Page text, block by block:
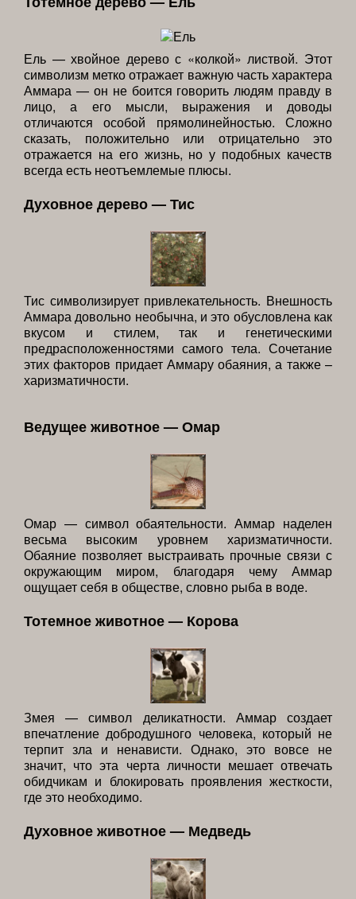
Ель — хвойное дерево с «колкой» листвой. Этот
символизм метко отражает важную часть характера
Аммара — он не боится говорить людям правду в
лицо, а его мысли, выражения и доводы
отличаются особой прямолинейностью. Сложно
сказать, положительно или отрицательно это
отражается на его жизнь, но у подобных качеств
всегда есть неотъемлемые плюсы.
Духовное дерево — Тис
Тис символизирует привлекательность. Внешность
Аммара довольно необычна, и это обусловлена как
вкусом и стилем, так и генетическими
предрасположенностями самого тела. Сочетание
этих факторов придает Аммару обаяния, а также –
харизматичности.
Ведущее животное — Омар
Омар — символ обаятельности. Аммар наделен
весьма высоким уровнем харизматичности.
Обаяние позволяет выстраивать прочные связи с
окружающим миром, благодаря чему Аммар
ощущает себя в обществе, словно рыба в воде.
Тотемное животное — Корова
Змея — символ деликатности. Аммар создает
впечатление добродушного человека, который не
терпит зла и ненависти. Однако, это вовсе не
значит, что эта черта личности мешает отвечать
обидчикам и блокировать проявления жесткости,
где это необходимо.
Духовное животное — Медведь